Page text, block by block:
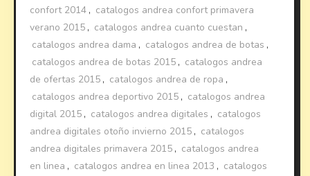
confort 2014 , catalogos andrea confort primavera
verano 2015 , catalogos andrea cuanto cuestan ,
catalogos andrea dama , catalogos andrea de botas ,
catalogos andrea de botas 2015 , catalogos andrea
de ofertas 2015 , catalogos andrea de ropa ,
catalogos andrea deportivo 2015 , catalogos andrea
digital 2015 , catalogos andrea digitales , catalogos
andrea digitales otoño invierno 2015 , catalogos
andrea digitales primavera 2015 , catalogos andrea
en linea , catalogos andrea en linea 2013 , catalogos